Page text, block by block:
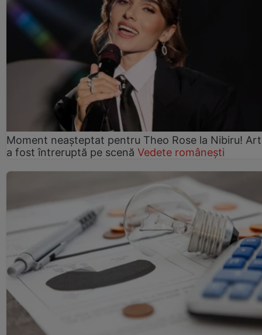
Moment neașteptat pentru Theo Rose la Nibiru!
a fost întreruptă pe scenă Vedete românești